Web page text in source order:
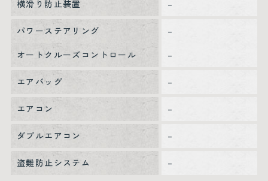
横滑り防止装置 –
パワーステアリング
–
オートクルーズコントロール
–
エアバッグ –
エアコン –
ダブルエアコン –
盗難防止システム –